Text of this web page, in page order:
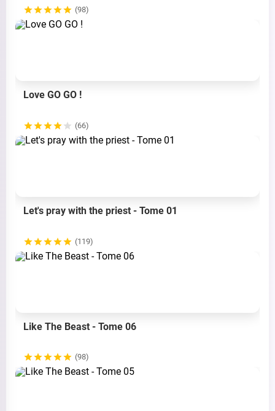
(98)
Love GO GO !
(66)
Let's pray with the priest - Tome 01
(119)
Like The Beast - Tome 06
(98)